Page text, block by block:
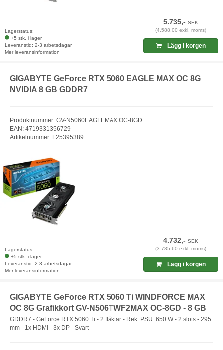
Lagerstatus:
+5 stk. i lager
Leveranstid: 2-3 arbetsdagar
Mer leveransinformation
5.735,-SEK
(4.588,00 exkl. moms)
Lägg i korgen
GIGABYTE GeForce RTX 5060 EAGLE MAX OC 8G
NVIDIA 8 GB GDDR7
Produktnummer: GV-N5060EAGLEMAX OC-8GD
EAN: 4719331356729
Artikelnummer: F25395389
Lagerstatus:
+5 stk. i lager
Leveranstid: 2-3 arbetsdagar
Mer leveransinformation
4.732,-SEK
(3.785,60 exkl. moms)
Lägg i korgen
GIGABYTE GeForce RTX 5060 Ti WINDFORCE MAX
OC 8G Grafikkort GV-N506TWF2MAX OC-8GD - 8 GB
GDDR7 - GeForce RTX 5060 Ti - 2 fläktar - Rek. PSU: 650 W - 2 slots - 295
mm - 1x HDMI - 3x DP - Svart